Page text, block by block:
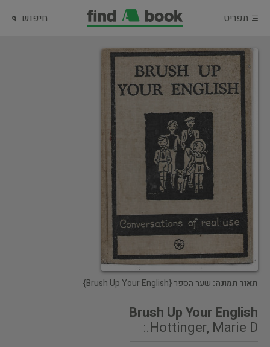
תפריט חיפוש
תאור תמונה: שער הספר {Brush Up Your English}
Brush Up Your English
Hottinger, Marie D.: